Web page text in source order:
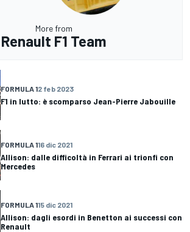
More from
Renault F1 Team
FORMULA 12 feb 2023
F1 in lutto: è scomparso Jean-Pierre Jabouille
FORMULA 116 dic 2021
Allison: dalle difficoltà in Ferrari ai trionfi con
Mercedes
FORMULA 115 dic 2021
Allison: dagli esordi in Benetton ai successi con
Renault